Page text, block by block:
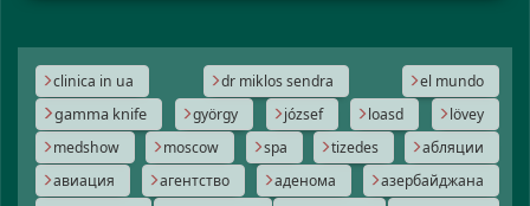
clinica in ua dr miklos sendra el mundo
gamma knife györgy józsef loasd
lövey
medshow
moscow spa tizedes
абляции
авиация
агентство аденома
азербайджана